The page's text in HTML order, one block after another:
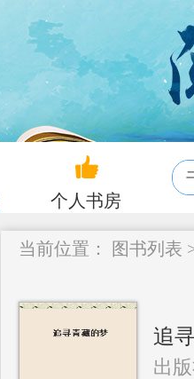
个人书房
当前位置： 图书列表
追
出